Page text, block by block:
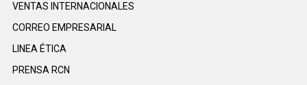
VENTAS INTERNACIONALES
CORREO EMPRESARIAL
LINEA ÉTICA
PRENSA RCN